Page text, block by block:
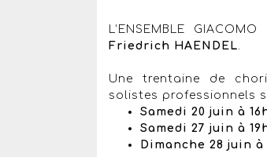
L’ENSEMBLE
Friedrich HAENDEL
Une trentaine de
solistes professionnels
Samedi 20 juin à
Samedi 27 juin à
Dimanche 28 juin